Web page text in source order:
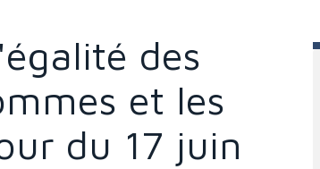
des
et les
du 17 juin